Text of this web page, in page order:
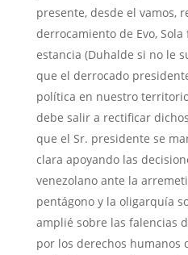
presente, desde el vamos,
derrocamiento de Evo,
estancia (Duhalde si no le
que el derrocado
política en nuestro
debe salir a rectificar
que el Sr. presidente se
clara apoyando las
venezolano ante la
pentágono y la oligarquía
amplié sobre las falencias
por los derechos humanos